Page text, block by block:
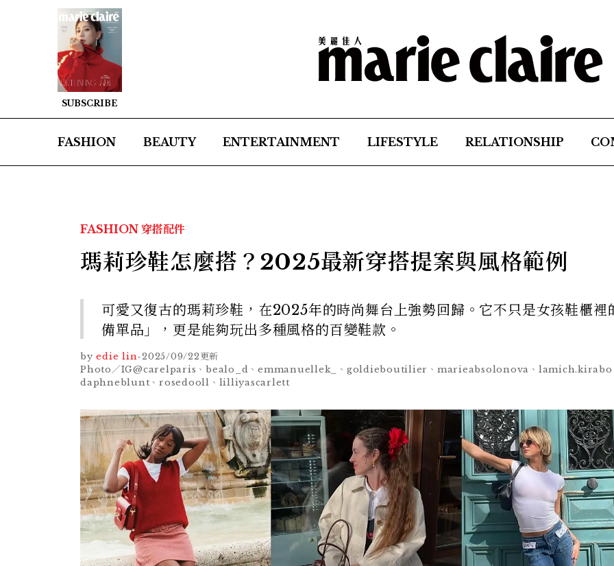
SUBSCRIBE
FASHION BEAUTY ENTERTAINMENT LIFESTYLE RELATIONSHIP
FASHION 穿搭配件
瑪莉珍鞋怎麼搭？2025最新穿搭提案與風格範例
可愛又復古的瑪莉珍鞋，在2025年的時尚舞台上強勢回歸。它不只是女孩鞋櫃裡
備單品」，更是能夠玩出多種風格的百變鞋款。
by edie lin-2025/09/22更新
Photo／IG@carelparis、bealo_d、emmanuellek_、goldieboutilier、marieabsolonova、lamich.kirabo
daphneblunt、rosedooll、lilliyascarlett